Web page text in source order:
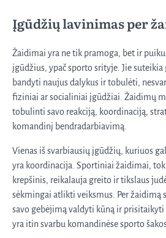
Įgūdžių lavinimas per
Žaidimai yra ne tik pramoga, bet ir
įgūdžius, ypač sporto srityje. Jie
bandyti naujus dalykus ir tobulėti,
fiziniai ar socialiniai įgūdžiai. Žaidimų
tobulinti savo reakciją, koordinaciją,
komandinį bendradarbiavimą.
Vienas iš svarbiausių įgūdžių, kuriuos
yra koordinacija. Sportiniai žaidimai,
krepšinis, reikalauja greito ir tikslaus
sėkmingai atlikti veiksmus. Per žaidimą
savo gebėjimą valdyti kūną ir
yra itin svarbu komandinėse sporto